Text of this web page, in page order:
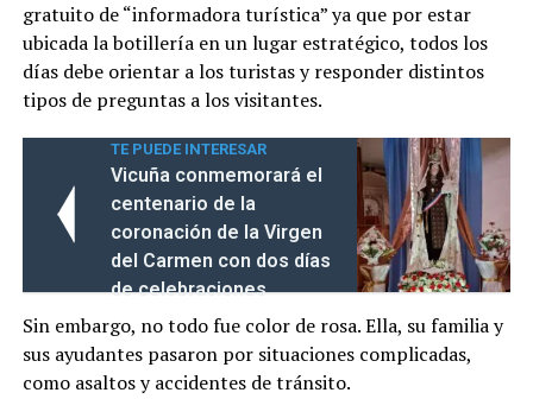
gratuito de “informadora turística” ya que por estar
ubicada la botillería en un lugar estratégico, todos los
días debe orientar a los turistas y responder distintos
tipos de preguntas a los visitantes.
TE PUEDE INTERESAR
Vicuña conmemorará el
centenario de la
coronación de la Virgen
del Carmen con dos días
de celebraciones
Sin embargo, no todo fue color de rosa. Ella, su familia y
sus ayudantes pasaron por situaciones complicadas,
como asaltos y accidentes de tránsito.